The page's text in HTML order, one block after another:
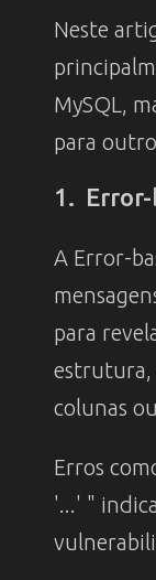
Neste
MySQL,
para
1. Error-
A Error-
para
estrutura,
colunas
Erros
'...' "